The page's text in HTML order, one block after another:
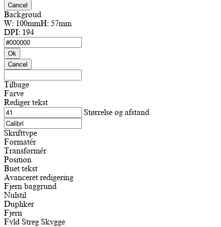
Cancel
Backgroud
W: 100mmH: 57mm
DPI: 194
Ok
Cancel
Tilbage
Farve
Rediger tekst
Størrelse og afstand
Skrifttype
Formatér
Transformér
Position
Buet tekst
Avanceret redigering
Fjern baggrund
Nulstil
Dupliker
Fjern
Fyld Streg Skygge